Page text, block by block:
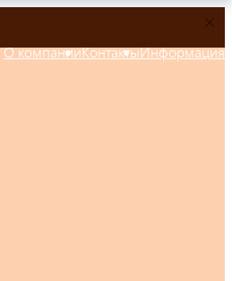
О компанииКонтактыИнформация